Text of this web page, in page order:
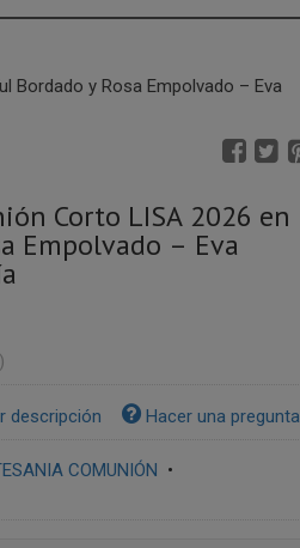
Bordado y Rosa Empolvado – Eva
Corto LISA 2026 en
Empolvado – Eva
descripción Hacer una pregunta
COMUNIÓN •